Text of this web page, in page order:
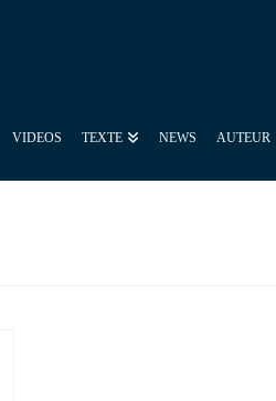
VIDEOS TEXTE NEWS AUTEUR